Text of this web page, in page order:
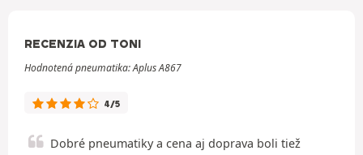
RECENZIA OD TONI
Hodnotená pneumatika: Aplus A867
4/5
Dobré pneumatiky a cena aj doprava boli tiež